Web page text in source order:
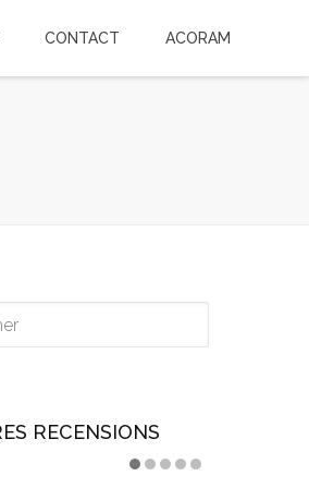
RECENSIONS
CONTACT ACORAM